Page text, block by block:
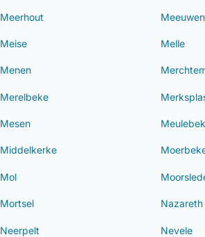
Meerhout
Meise Melle
Menen
Merelbeke
Mesen
Middelkerke
Mol
Mortsel Nazareth
Neerpelt Nevele